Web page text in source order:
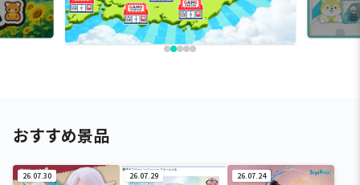
おすすめ景品
26.07.30 26.07.29 26.07.24